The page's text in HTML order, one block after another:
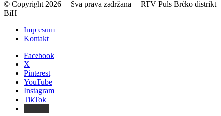
© Copyright 2026 | Sva prava zadržana | RTV Puls Brčko distrikt
BiH
Impresum
Kontakt
Facebook
X
Pinterest
YouTube
Instagram
TikTok